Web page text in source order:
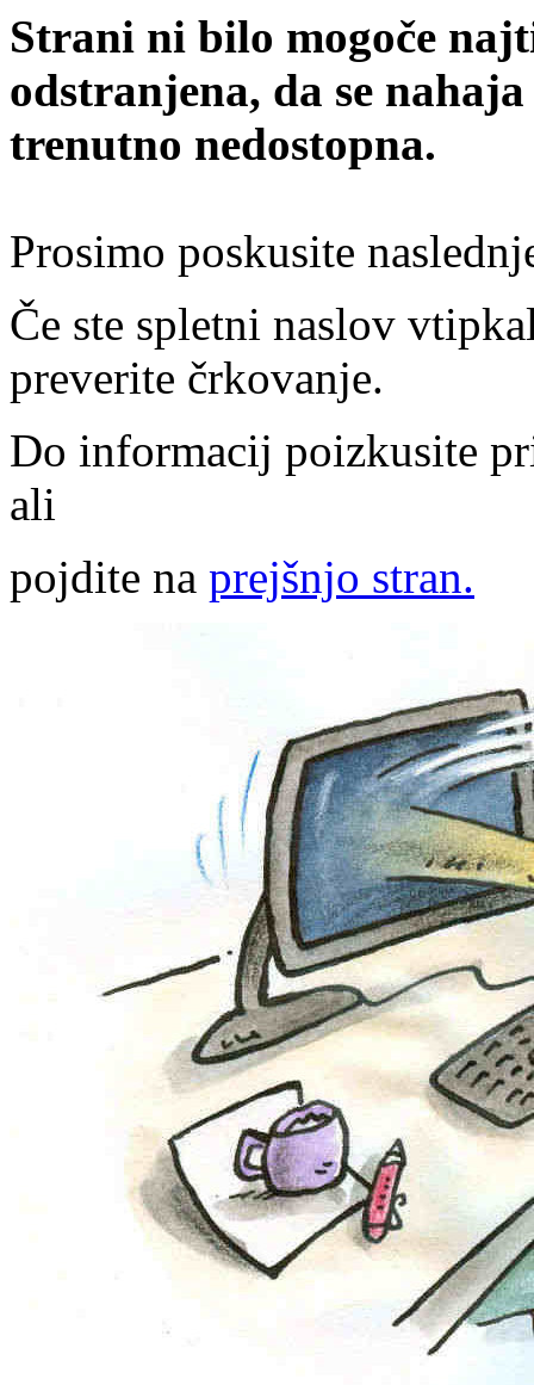
Strani ni bilo mogoče
odstranjena, da se
trenutno nedostopna.
Prosimo poskusite
Če ste spletni naslov
preverite črkovanje.
Do informacij poizkusite
ali
pojdite na prejšnjo stran.